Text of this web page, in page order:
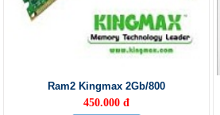
Ram2 Kingmax 2Gb/800
450.000 đ